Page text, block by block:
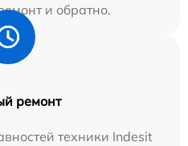
и обратно.
ремонт
техники Indesit